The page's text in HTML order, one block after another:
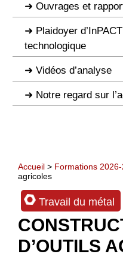
Ouvrages et
Plaidoyer
technologique
Vidéos d’analyse
Notre regard sur
Accueil > Formations
agricoles
Travail du métal
D’OUTILS